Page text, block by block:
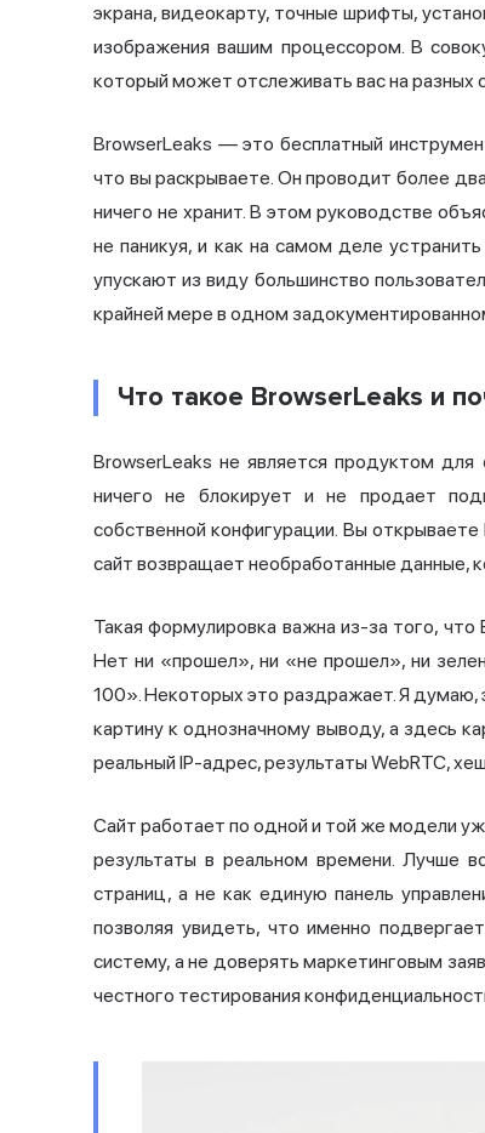
экрана, видеокарту, точные шрифты,
изображения вашим процессором. В
который может отслеживать вас на разных
BrowserLeaks — это бесплатный
что вы раскрываете. Он проводит более
ничего не хранит. В этом руководстве
не паникуя, и как на самом деле
упускают из виду большинство
крайней мере в одном
Что такое BrowserLeaks и
BrowserLeaks не является продуктом для
ничего не блокирует и не продает
собственной конфигурации. Вы
сайт возвращает необработанные данные,
Такая формулировка важна из-за того,
Нет ни «прошел», ни «не прошел», ни
100». Некоторых это раздражает. Я думаю,
картину к однозначному выводу, а здесь
реальный IP-адрес, результаты WebRTC,
Сайт работает по одной и той же модели
результаты в реальном времени. Лучше
страниц, а не как единую панель
позволяя увидеть, что именно
систему, а не доверять маркетинговым
честного тестирования